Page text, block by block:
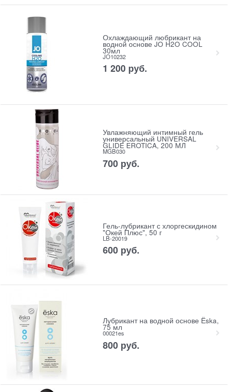
Охлаждающий любрикант на
водной основе JO H2O COOL
30мл
JO10232
1 200 руб.
Увлажняющий интимный гель
универсальный UNIVERSAL
GLIDE EROTICA, 200 МЛ
MGB030
700 руб.
Гель-лубрикант с хлоргескидином
"Окей Плюс", 50 г
LB-20019
600 руб.
Лубрикант на водной основе Ёska,
75 мл
00021es
800 руб.